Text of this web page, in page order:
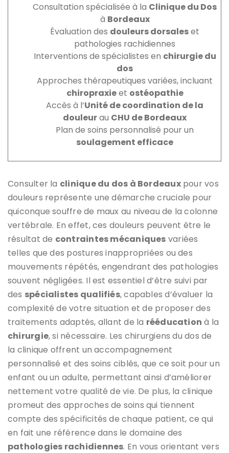
Consultation spécialisée à la Clinique du Dos
à Bordeaux
Évaluation des douleurs dorsaleset
pathologies rachidiennes
Interventions de spécialistes en chirurgie du
dos
Approches thérapeutiques variées, incluant
chiropraxieet ostéopathie
Accès à l’Unité de coordination de la
douleurau CHU de Bordeaux
Plan de soins personnalisé pour un
soulagement efficace
Consulter la clinique du dos à Bordeauxpour vos
douleurs représente une démarche cruciale pour
quiconque souffre de maux au niveau de la colonne
vertébrale. En effet, ces douleurs peuvent être le
résultat de contraintes mécaniques variées
telles que des postures inappropriées ou des
mouvements répétés, engendrant des pathologies
souvent négligées. Il est essentiel d’être suivi par
des spécialistes qualifiés, capables d’évaluer la
complexité de votre situation et de proposer des
traitements adaptés, allant de la rééducation à la
chirurgie, si nécessaire. Les chirurgiens du dos de
la clinique offrent un accompagnement
personnalisé et des soins ciblés, que ce soit pour un
enfant ou un adulte, permettant ainsi d’améliorer
nettement votre qualité de vie. De plus, la clinique
promeut des approches de soins qui tiennent
compte des spécificités de chaque patient, ce qui
en fait une référence dans le domaine des
pathologies rachidiennes. En vous orientant vers